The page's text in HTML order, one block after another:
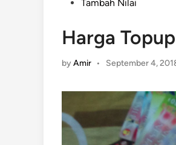
Tambah Nilai
Harga
byAmir • September 4,